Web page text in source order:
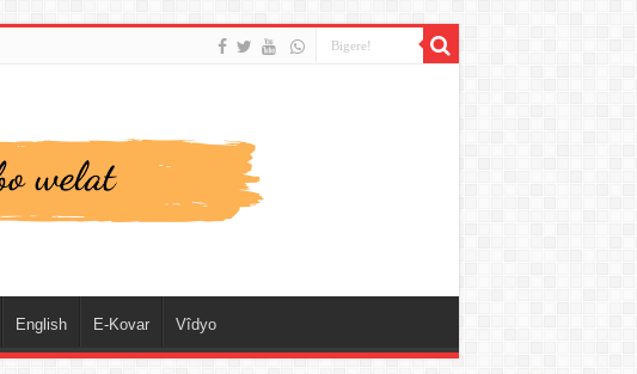
English E-Kovar Vîdyo